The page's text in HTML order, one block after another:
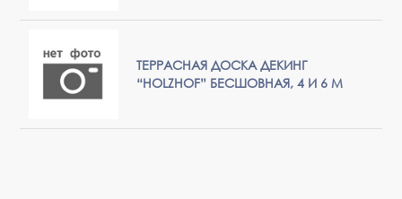
ТЕРРАСНАЯ ДОСКА ДЕКИНГ
“HOLZHOF” БЕСШОВНАЯ, 4 И 6 М